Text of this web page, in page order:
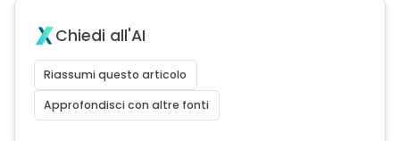
Chiedi all'AI
Riassumi questo articolo
Approfondisci con altre fonti